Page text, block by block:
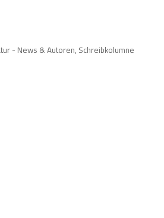
- News & Autoren, Schreibkolumne